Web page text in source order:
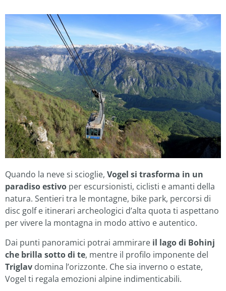
Quando la neve si scioglie, Vogel si trasforma in un
paradiso estivo per escursionisti, ciclisti e amanti della
natura. Sentieri tra le montagne, bike park, percorsi di
disc golf e itinerari archeologici d’alta quota ti aspettano
per vivere la montagna in modo attivo e autentico.
Dai punti panoramici potrai ammirare il lago di Bohinj
che brilla sotto di te, mentre il profilo imponente del
Triglav domina l’orizzonte. Che sia inverno o estate,
Vogel ti regala emozioni alpine indimenticabili.